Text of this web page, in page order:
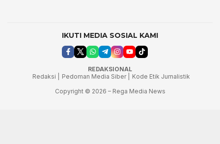
IKUTI MEDIA SOSIAL KAMI
REDAKSIONAL
Redaksi |
Pedoman Media Siber |
Kode Etik Jurnalistik
Copyright © 2026 – Rega Media News